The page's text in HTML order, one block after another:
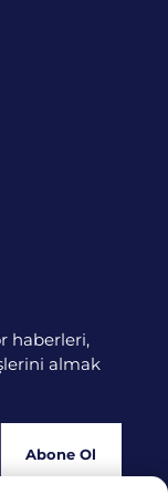
haberleri,
almak
Abone Ol